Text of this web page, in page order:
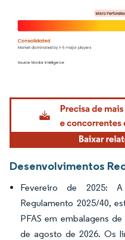
Imagem © Mordor Intelligence. O
Desenvolvimentos
Fevereiro de 2025:
Regulamento 2025/40,
PFAS em embalagens
de agosto de 2026. Os